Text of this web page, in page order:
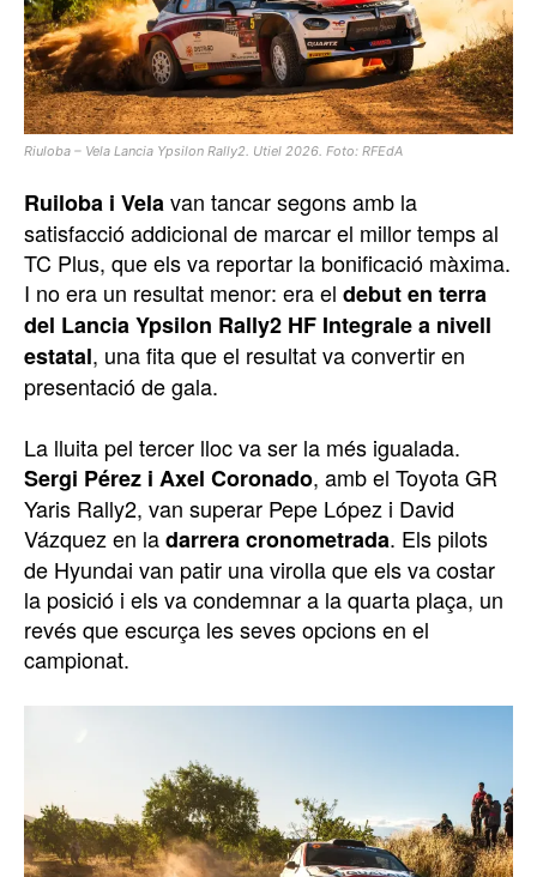
Riuloba – Vela Lancia Ypsilon Rally2. Utiel 2026. Foto: RFEdA
Ruiloba i Velavan tancar segons amb la
satisfacció addicional de marcar el millor temps al
TC Plus, que els va reportar la bonificació màxima.
I no era un resultat menor: era el debut en terra
del Lancia Ypsilon Rally2 HF Integrale a nivell
estatal, una fita que el resultat va convertir en
presentació de gala.
La lluita pel tercer lloc va ser la més igualada.
Sergi Pérez i Axel Coronado, amb el Toyota GR
Yaris Rally2, van superar Pepe López i David
Vázquez en ladarrera cronometrada. Els pilots
de Hyundai van patir una virolla que els va costar
la posició i els va condemnar a la quarta plaça, un
revés que escurça les seves opcions en el
campionat.